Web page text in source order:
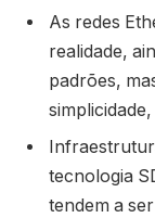
As redes
realidade,
padrões,
tecnologia
tendem a